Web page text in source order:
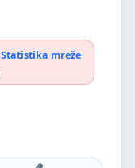
Statistika mreže